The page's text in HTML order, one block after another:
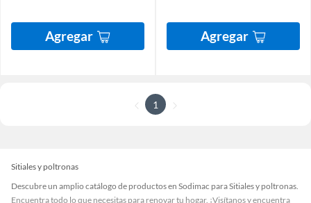
Agregar Agregar
1
Sitiales y poltronas
Descubre un amplio catálogo de productos en Sodimac para Sitiales y poltronas.
Encuentra todo lo que necesitas para renovar tu hogar. ¡Visítanos y encuentra